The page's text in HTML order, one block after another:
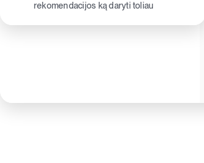
rekomendacijos ką daryti toliau